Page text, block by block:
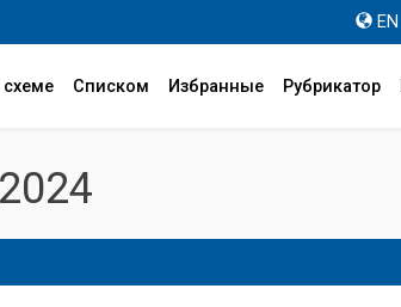
EN
схеме Списком Избранные Рубрикатор